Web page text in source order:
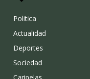
Politica
Actualidad
Deportes
Sociedad
Caripelas